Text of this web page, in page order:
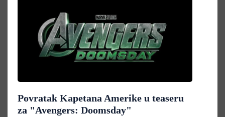
Povratak Kapetana Amerike u teaseru
za "Avengers: Doomsday"